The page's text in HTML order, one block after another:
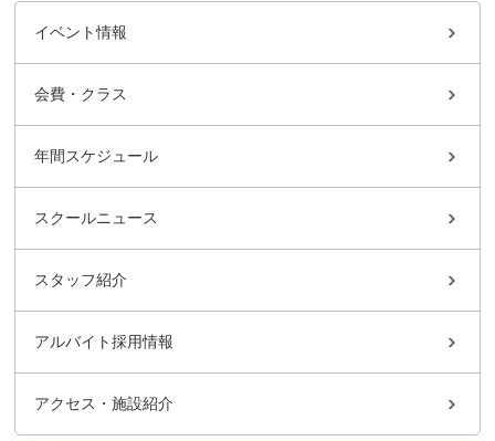
イベント情報
会費・クラス
年間スケジュール
スクールニュース
スタッフ紹介
アルバイト採用情報
アクセス・施設紹介